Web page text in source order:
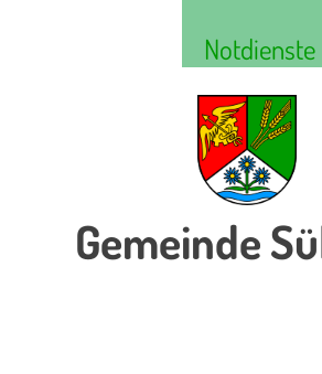
Notdienste
Gemeinde